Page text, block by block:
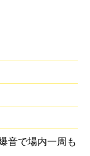
音で場内一周も